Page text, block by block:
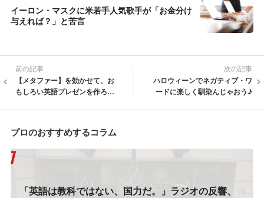
イーロン・マスクに米若手人気歌手が「お金分け
与えれば？」と苦言
前の記事
【メタファー】を効かせて、お
もしろい英語プレゼンを作ろ
次の記事
ハロウィーンでネガティブ・ワ
ードに楽しく馴染んじゃおう♪
プロのおすすめするコラム
「英語は教科ではない、国力だ。」ラジオの反響、